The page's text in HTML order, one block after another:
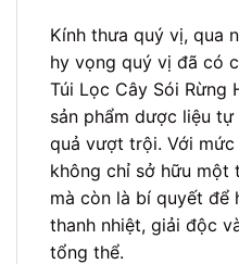
Kính thưa quý vị, qua
hy vọng quý vị đã có
Túi Lọc Cây Sói Rừng
sản phẩm dược liệu tự
quả vượt trội. Với mức
không chỉ sở hữu một
mà còn là bí quyết để
thanh nhiệt, giải độc
tổng thể.